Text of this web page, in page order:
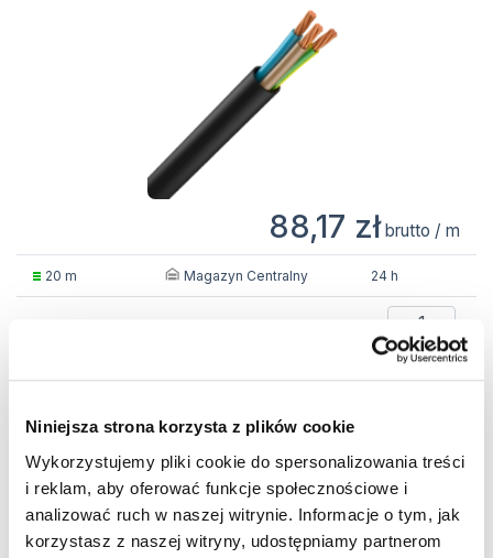
Niniejsza strona korzysta z plików cookie
Wykorzystujemy pliki cookie do spersonalizowania treści
i reklam, aby oferować funkcje społecznościowe i
analizować ruch w naszej witrynie. Informacje o tym, jak
korzystasz z naszej witryny, udostępniamy partnerom
88,17 zł brutto / m
20 m Magazyn Centralny 24 h
m
Kod produktu:CE0172024
Producent:Nexans Polska
Kod produktu:10194376
Kategoria:Kable okrętowe